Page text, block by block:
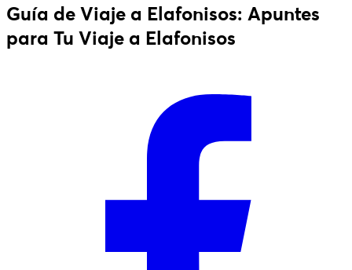
Guía de Viaje a Elafonisos: Apuntes
para Tu Viaje a Elafonisos